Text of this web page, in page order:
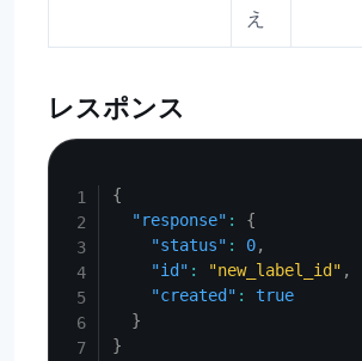
え
レスポンス
{
"response" :
{
"status" : 0,
"id" : "new_label_id" ,
"created" :
true
}
}